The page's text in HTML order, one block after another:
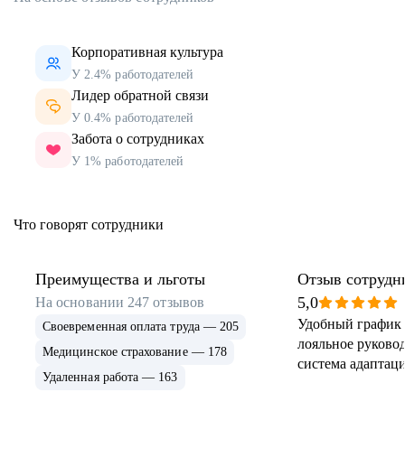
Корпоративная культура
У 2.4% работодателей
Лидер обратной связи
У 0.4% работодателей
Забота о сотрудниках
У 1% работодателей
Что говорят сотрудники
Преимущества и льготы
На основании 247 отзывов
Своевременная оплата труда — 205
Медицинское страхование — 178
Удаленная работа — 163
Отзыв
5,0
Удобный график
лояльное
система